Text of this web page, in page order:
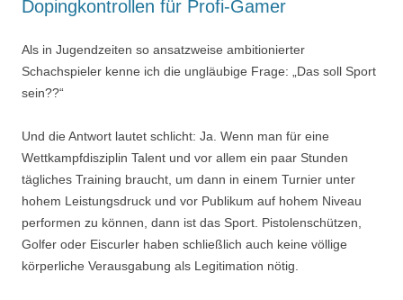
Dopingkontrollen für Profi-Gamer
Als in Jugendzeiten so ansatzweise ambitionierter
Schachspieler kenne ich die ungläubige Frage: „Das soll Sport
sein??“
Und die Antwort lautet schlicht: Ja. Wenn man für eine
Wettkampfdisziplin Talent und vor allem ein paar Stunden
tägliches Training braucht, um dann in einem Turnier unter
hohem Leistungsdruck und vor Publikum auf hohem Niveau
performen zu können, dann ist das Sport. Pistolenschützen,
Golfer oder Eiscurler haben schließlich auch keine völlige
körperliche Verausgabung als Legitimation nötig.